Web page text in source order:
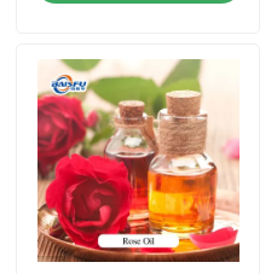
Video's
VR-show
Over ons
specerijen en
grondstoffen